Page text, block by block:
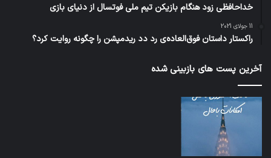
خداحافظی زود هنگام بازیکن تیم ملی فوتسال از دنیای بازی
11 جولای 2021
راکستار داستان فوق‌العاده‌ی رد دد ریدمپشن را چگونه روایت کرد؟
آخرین پست های بازبینی شده